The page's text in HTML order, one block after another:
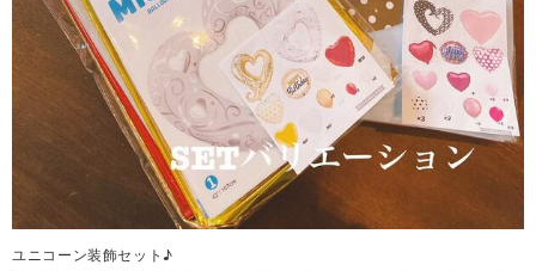
ユニコーン装飾セット♪